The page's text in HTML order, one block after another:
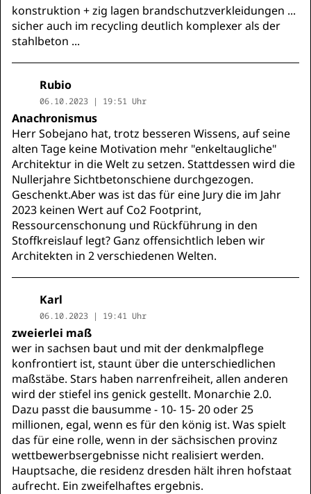
konstruktion + zig lagen brandschutzverkleidungen ...
sicher auch im recycling deutlich komplexer als der
stahlbeton ...
Rubio
06.10.2023 | 19:51 Uhr
Anachronismus
Herr Sobejano hat, trotz besseren Wissens, auf seine
alten Tage keine Motivation mehr "enkeltaugliche"
Architektur in die Welt zu setzen. Stattdessen wird die
Nullerjahre Sichtbetonschiene durchgezogen.
Geschenkt.Aber was ist das für eine Jury die im Jahr
2023 keinen Wert auf Co2 Footprint,
Ressourcenschonung und Rückführung in den
Stoffkreislauf legt? Ganz offensichtlich leben wir
Architekten in 2 verschiedenen Welten.
Karl
06.10.2023 | 19:41 Uhr
zweierlei maß
wer in sachsen baut und mit der denkmalpflege
konfrontiert ist, staunt über die unterschiedlichen
maßstäbe. Stars haben narrenfreiheit, allen anderen
wird der stiefel ins genick gestellt. Monarchie 2.0.
Dazu passt die bausumme - 10- 15- 20 oder 25
millionen, egal, wenn es für den könig ist. Was spielt
das für eine rolle, wenn in der sächsischen provinz
wettbewerbsergebnisse nicht realisiert werden.
Hauptsache, die residenz dresden hält ihren hofstaat
aufrecht. Ein zweifelhaftes ergebnis.